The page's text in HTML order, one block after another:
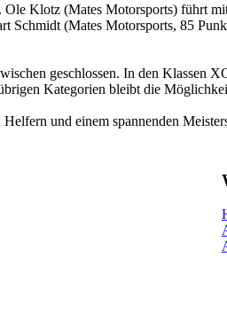
Ole Klotz (Mates Motorsports) führt
Schmidt (Mates Motorsports, 85
geschlossen. In den
Kategorien bleibt die
und einem spannenden